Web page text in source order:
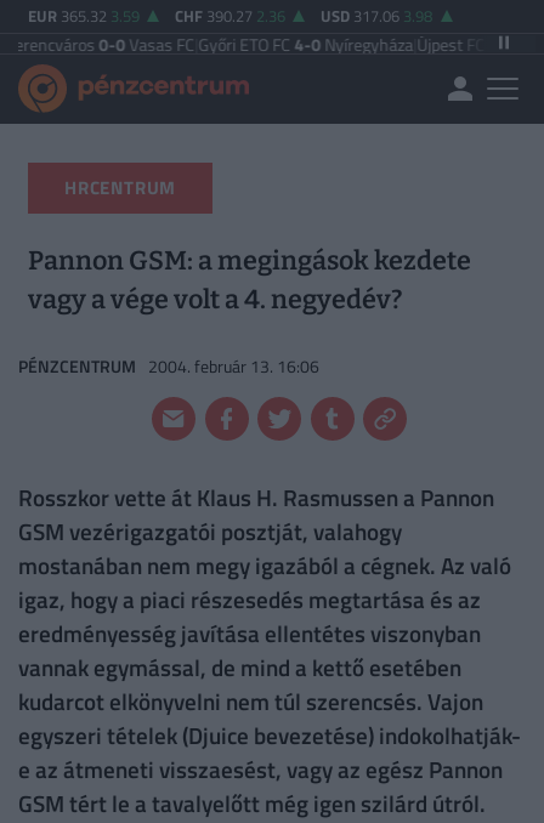
EUR 365.32 3.59 CHF 390.27 2.36 USD 317.06 3.98
0-0Vasas FC|Győri ETO FC4-0 Nyíregyháza|Újpest FC4-2Debreceni VSC
HRCENTRUM
Pannon GSM: a megingások kezdete
vagy a vége volt a 4. negyedév?
PÉNZCENTRUM 2004. február 13. 16:06
Rosszkor vette át Klaus H. Rasmussen a Pannon
GSM vezérigazgatói posztját, valahogy
mostanában nem megy igazából a cégnek. Az való
igaz, hogy a piaci részesedés megtartása és az
eredményesség javítása ellentétes viszonyban
vannak egymással, de mind a kettő esetében
kudarcot elkönyvelni nem túl szerencsés. Vajon
egyszeri tételek (Djuice bevezetése) indokolhatják-
e az átmeneti visszaesést, vagy az egész Pannon
GSM tért le a tavalyelőtt még igen szilárd útról.